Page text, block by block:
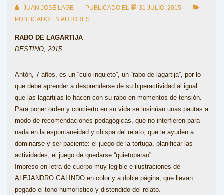
JUAN JOSÉ LAGE PUBLICADO EL
31 JULIO, 2015
PUBLICADO EN AUTORES
RABO DE LAGARTIJA
DESTINO, 2015
Antón, 7 años, es un “culo inquieto”, un “rabo de lagartija”, por lo
que debe aprender a desprenderse de su hiperactividad al igual
que las lagartijas lo hacen con su rabo en momentos de tensión.
Para poner orden y concierto en su vida se insinúan unas pautas a
modo de recomendaciones pedagógicas, que no interfieren para
nada en la espontaneidad y chispa del relato, que le ayuden a
dominarse y ser paciente: el juego de la tortuga, planificar las
actividades, el juego de quedarse “quietoparao”….
Impreso en letra de cuerpo muy legible e ilustraciones de
ALEJANDRO GALINDO en color y a doble página, que llevan
pegado el tono humorístico y distendido del relato.